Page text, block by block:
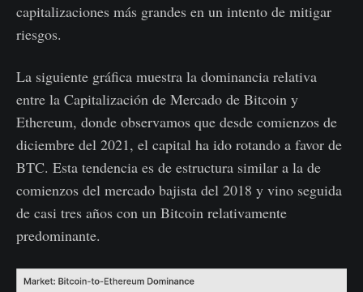
capitalizaciones más grandes en un intento de mitigar
riesgos.
La siguiente gráfica muestra la dominancia relativa
entre la Capitalización de Mercado de Bitcoin y
Ethereum, donde observamos que desde comienzos de
diciembre del 2021, el capital ha ido rotando a favor de
BTC. Esta tendencia es de estructura similar a la de
comienzos del mercado bajista del 2018 y vino seguida
de casi tres años con un Bitcoin relativamente
predominante.